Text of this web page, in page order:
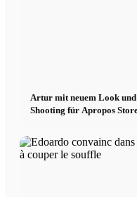
Réserver
Artur mit neuem Look
Shooting für Apropos